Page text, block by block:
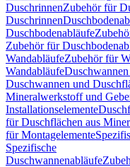
DuschrinnenZubehör für
Duschrinnen
Duschbodenabläufe
Zubehör für
WandabläufeZubehör für
Wandabläufe
Duschwannen und
Mineralwerkstoff und
Installationselemente
für Duschflächen aus
für Montagelemente
Spezifische
Duschwannenabläufe